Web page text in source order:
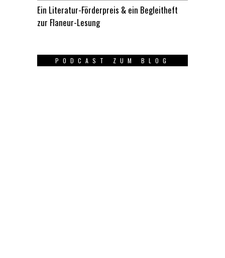
Ein Literatur-Förderpreis & ein Begleitheft
zur Flaneur-Lesung
PODCAST ZUM BLOG